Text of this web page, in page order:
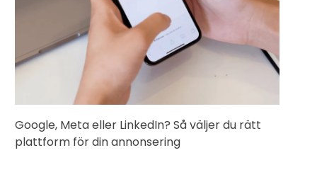
Google, Meta eller LinkedIn? Så väljer du rätt
plattform för din annonsering